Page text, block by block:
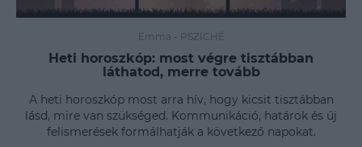
Emma - PSZICHÉ
Heti horoszkóp: most végre tisztábban
láthatod, merre tovább
A heti horoszkóp most arra hív, hogy kicsit tisztábban
lásd, mire van szükséged. Kommunikáció, határok és új
felismerések formálhatják a következő napokat.